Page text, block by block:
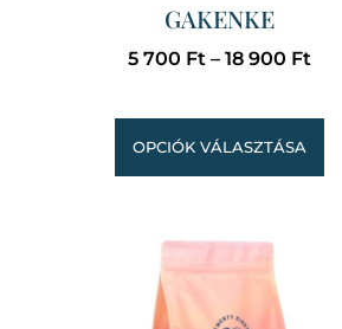
GAKENKE
5 700 Ft – 18 900 Ft
OPCIÓK VÁLASZTÁSA